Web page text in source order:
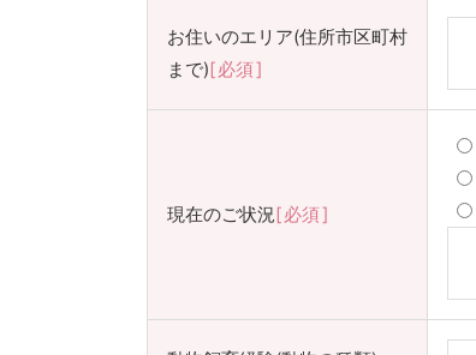
お住いのエリア(住所市区町村
まで) 必須
現在のご状況 必須